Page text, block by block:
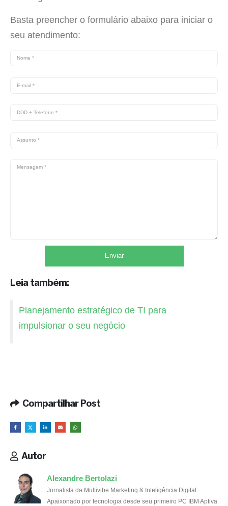
Basta preencher o formulário abaixo para iniciar o
seu atendimento:
Leia também:
Planejamento estratégico de TI para
impulsionar o seu negócio
Compartilhar Post
Autor
Alexandre Bertolazi
Jornalista da Multivibe Marketing & Inteligência Digital.
Apaixonado por tecnologia desde seu primeiro PC IBM Aptiva